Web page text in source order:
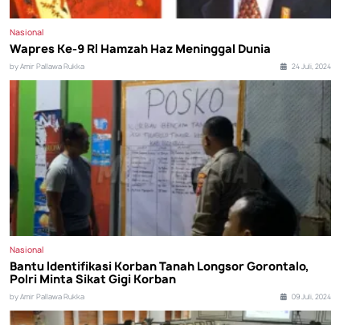
Nasional
Wapres Ke-9 RI Hamzah Haz Meninggal Dunia
by Amir Pallawa Rukka 24 Juli, 2024
Nasional
Bantu Identifikasi Korban Tanah Longsor Gorontalo,
Polri Minta Sikat Gigi Korban
by Amir Pallawa Rukka 09 Juli, 2024